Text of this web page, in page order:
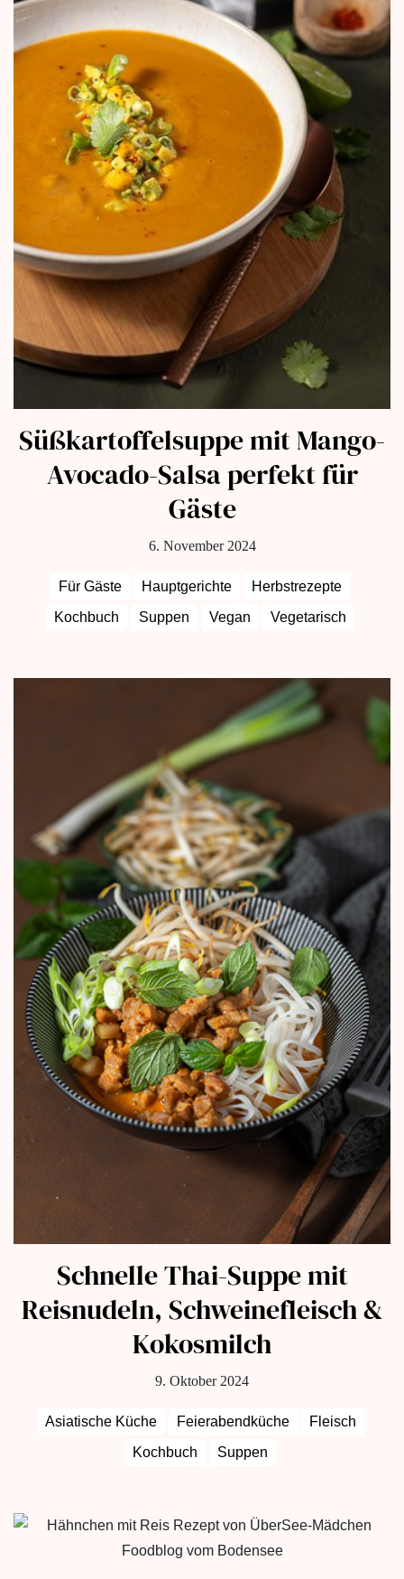
Süßkartoffelsuppe mit Mango-
Avocado-Salsa perfekt für
Gäste
6. November 2024
Für Gäste Hauptgerichte
Herbstrezepte
Kochbuch
Suppen Vegan Vegetarisch
Schnelle Thai-Suppe mit
Reisnudeln, Schweinefleisch &
Kokosmilch
9. Oktober 2024
Asiatische Küche Feierabendküche
Fleisch
Kochbuch
Suppen